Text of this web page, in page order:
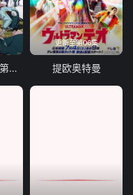
擅长逃跑的殿下第二季
更新至第06集
提欧奥特曼